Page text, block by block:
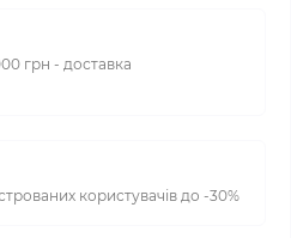
грн - доставка
користувачів до -30%